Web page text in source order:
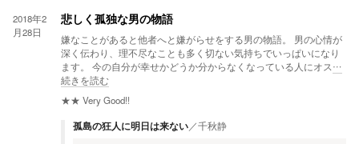
2018年2
月28日
悲しく孤独な男の物語
嫌なことがあると他者へと嫌がらせをする男の物語。 男の心情が
深く伝わり、理不尽なことも多く切ない気持ちでいっぱいになり
ます。 今の自分が幸せかどうか分からなくなっている人にオス…
続きを読む
★★ Very Good!!
孤島の狂人に明日は来ない／千秋静